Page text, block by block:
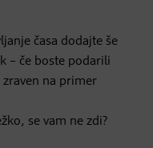
časa dodajte še
– če boste podarili
na primer
se vam ne zdi?